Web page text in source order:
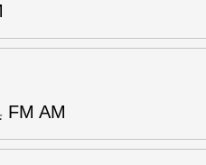
FM AM